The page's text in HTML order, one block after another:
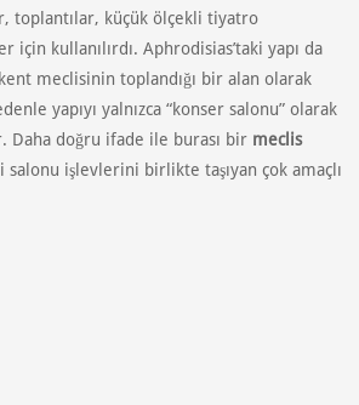
toplantılar, küçük ölçekli tiyatro
kullanılırdı. Aphrodisias’taki yapı da
meclisinin toplandığı bir alan olarak
yapıyı yalnızca “konser salonu” olarak
Daha doğru ifade ile burası bir meclis
salonu işlevlerini birlikte taşıyan çok amaçlı